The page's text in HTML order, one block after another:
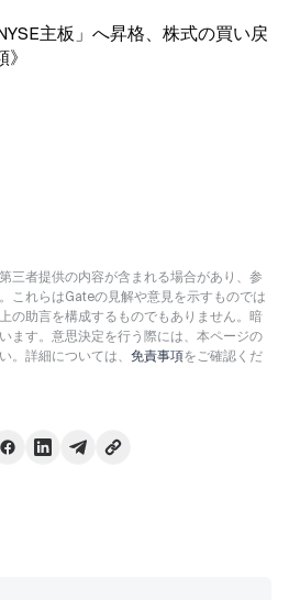
主板」へ昇格、株式の買い戻
三者提供の内容が含まれる場合があり、参
これらはGateの見解や意見を示すものでは
の助言を構成するものでもありません。暗
ます。意思決定を行う際には、本ページの
。詳細については、 免責事項をご確認くだ